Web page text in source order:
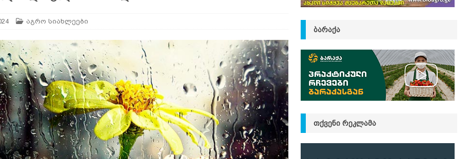
აგრო სიახლეები
ᲑᲐᲠᲐᲥᲐ
ᲗᲥᲕᲔᲜᲘ ᲠᲔᲙᲚᲐᲛᲐ